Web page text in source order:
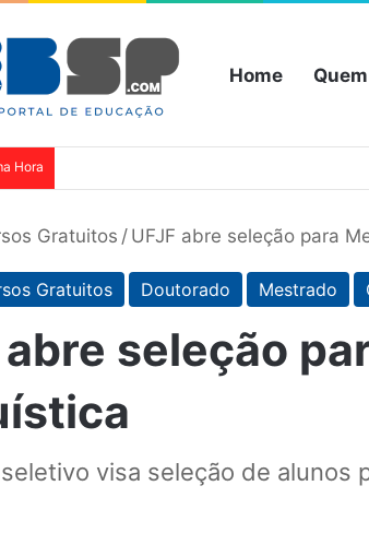
Home
Hora
Gratuitos / UFJF abre seleção para
Gratuitos Doutorado Mestrado
abre seleção
visa seleção de alunos